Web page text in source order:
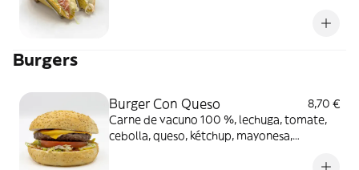
Burgers
Burger Con Queso
8,70 €
Carne de vacuno 100 %, lechuga, tomate,
cebolla, queso, kétchup, mayonesa,